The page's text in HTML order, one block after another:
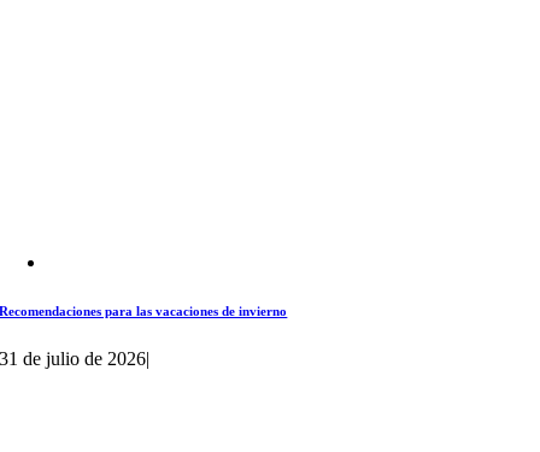
Recomendaciones para las vacaciones de invierno
31 de julio de 2026|